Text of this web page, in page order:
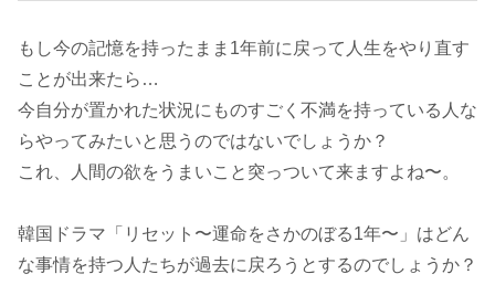
もし今の記憶を持ったまま1年前に戻って人生をやり直す
ことが出来たら…
今自分が置かれた状況にものすごく不満を持っている人な
らやってみたいと思うのではないでしょうか？
これ、人間の欲をうまいこと突っついて来ますよね〜。
韓国ドラマ「リセット〜運命をさかのぼる1年〜」はどん
な事情を持つ人たちが過去に戻ろうとするのでしょうか？